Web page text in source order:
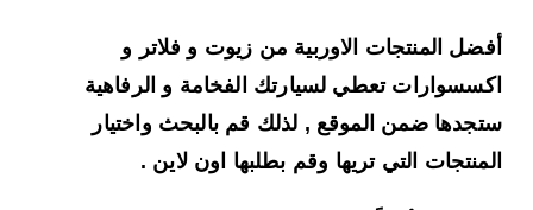
أفضل المنتجات الاوربية من زيوت و فلاتر و
اكسسوارات تعطي لسيارتك الفخامة و الرفاهية
ستجدها ضمن الموقع , لذلك قم بالبحث واختيار
المنتجات التي تريها وقم بطلبها اون لاين .